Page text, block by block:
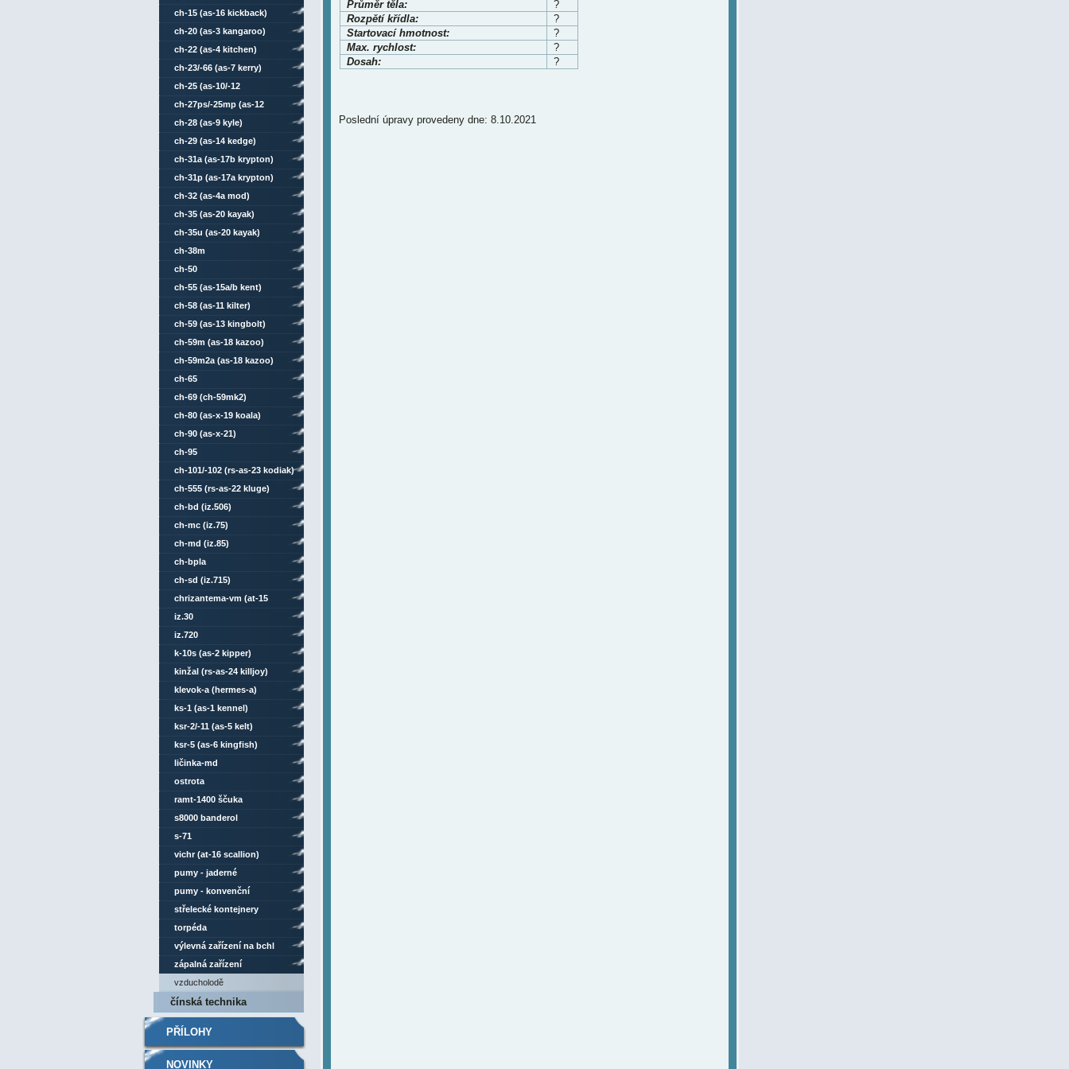
Průměr těla:
?
Rozpětí křídla:
?
Startovací hmotnost:
?
Max. rychlost:
?
Dosah:
?
Poslední úpravy provedeny dne: 8.10.2021
ch-15 (as-16 kickback)
ch-20 (as-3 kangaroo)
ch-22 (as-4 kitchen)
ch-23/-66 (as-7 kerry)
ch-25 (as-10/-12
karen/kegler)
ch-27ps/-25mp (as-12
kegler)
ch-28 (as-9 kyle)
ch-29 (as-14 kedge)
ch-31a (as-17b krypton)
ch-31p (as-17a krypton)
ch-32 (as-4a mod)
ch-35 (as-20 kayak)
ch-35u (as-20 kayak)
ch-38m
ch-50
ch-55 (as-15a/b kent)
ch-58 (as-11 kilter)
ch-59 (as-13 kingbolt)
ch-59m (as-18 kazoo)
ch-59m2a (as-18 kazoo)
ch-65
ch-69 (ch-59mk2)
ch-80 (as-x-19 koala)
ch-90 (as-x-21)
ch-95
ch-101/-102 (rs-as-23 kodiak)
ch-555 (rs-as-22 kluge)
ch-bd (iz.506)
ch-mc (iz.75)
ch-md (iz.85)
ch-bpla
ch-sd (iz.715)
chrizantema-vm (at-15
springer)
iz.30
iz.720
k-10s (as-2 kipper)
kinžal (rs-as-24 killjoy)
klevok-a (hermes-a)
ks-1 (as-1 kennel)
ksr-2/-11 (as-5 kelt)
ksr-5 (as-6 kingfish)
ličinka-md
ostrota
ramt-1400 ščuka
s8000 banderol
s-71
vichr (at-16 scallion)
pumy - jaderné
pumy - konvenční
střelecké kontejnery
torpéda
výlevná zařízení na bchl
zápalná zařízení
vzducholodě
čínská technika
PŘÍLOHY
NOVINKY